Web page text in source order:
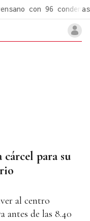
con 96 condenas
para su
al centro
antes de las 8.40